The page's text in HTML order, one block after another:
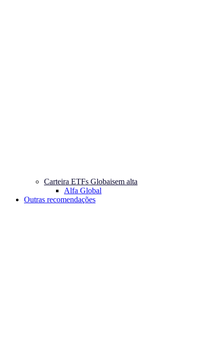
Carteira ETFs Globaisem alta
Alfa Global
Outras recomendações